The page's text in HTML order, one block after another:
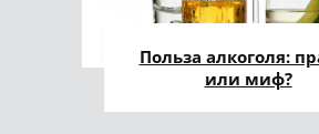
Польза алкоголя:
или миф?